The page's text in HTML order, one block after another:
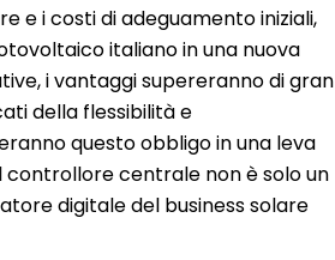
e i costi di adeguamento iniziali,
italiano in una nuova
i vantaggi supereranno di gran
della flessibilità e
questo obbligo in una leva
centrale non è solo un
digitale del business solare